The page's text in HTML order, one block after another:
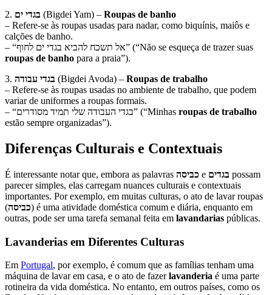
2. בגדי ים (Bigdei Yam) – Roupas de banho
– Refere-se às roupas usadas para nadar, como biquínis, maiôs e
calções de banho.
– “אל תשכח להביא בגדי ים לחוף” (“Não se esqueça de trazer suas
roupas de banho para a praia”).
3. בגדי עבודה (Bigdei Avoda) – Roupas de trabalho
– Refere-se às roupas usadas no ambiente de trabalho, que podem
variar de uniformes a roupas formais.
– “בגדי העבודה שלי תמיד מסודרים” (“Minhas roupas de trabalho
estão sempre organizadas”).
Diferenças Culturais e Contextuais
É interessante notar que, embora as palavras כביסה e בגדים possam
parecer simples, elas carregam nuances culturais e contextuais
importantes. Por exemplo, em muitas culturas, o ato de lavar roupas
(כביסה) é uma atividade doméstica comum e diária, enquanto em
outras, pode ser uma tarefa semanal feita em lavandarias públicas.
Lavanderias em Diferentes Culturas
Em Portugal, por exemplo, é comum que as famílias tenham uma
máquina de lavar em casa, e o ato de fazerlavanderia é uma parte
rotineira da vida doméstica. No entanto, em outros países, como os